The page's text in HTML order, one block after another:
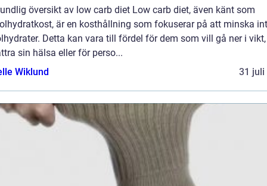
översikt av low carb diet Low carb diet, även känt som
är en kosthållning som fokuserar på att minska
Detta kan vara till fördel för dem som vill gå ner i vikt,
sin hälsa eller för perso...
Wiklund
31 juli